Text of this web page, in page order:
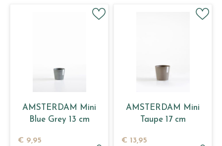
AMSTERDAM Mini
Blue Grey 13 cm
€ 9,95
AMSTERDAM Mini
Taupe 17 cm
€ 13,95